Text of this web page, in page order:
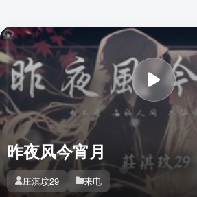
昨夜风今宵月
庄淇玟29 来电